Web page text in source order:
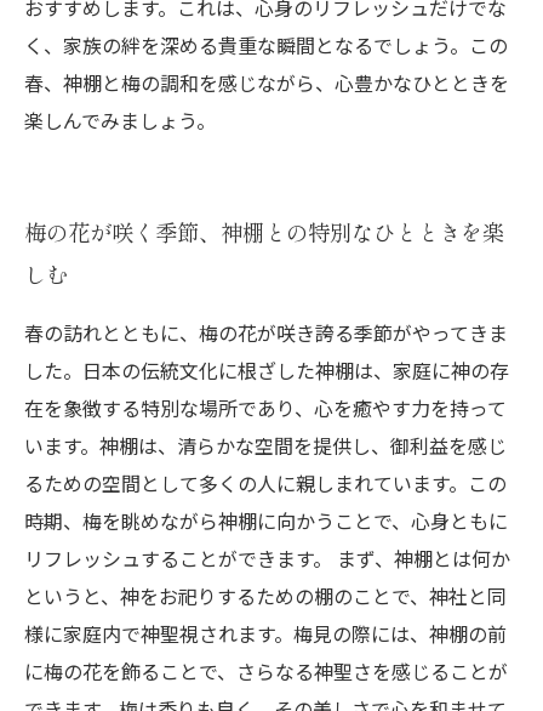
おすすめします。これは、心身のリフレッシュだけでな
く、家族の絆を深める貴重な瞬間となるでしょう。この
春、神棚と梅の調和を感じながら、心豊かなひとときを
楽しんでみましょう。
梅の花が咲く季節、神棚との特別なひとときを楽
しむ
春の訪れとともに、梅の花が咲き誇る季節がやってきま
した。日本の伝統文化に根ざした神棚は、家庭に神の存
在を象徴する特別な場所であり、心を癒やす力を持って
います。神棚は、清らかな空間を提供し、御利益を感じ
るための空間として多くの人に親しまれています。この
時期、梅を眺めながら神棚に向かうことで、心身ともに
リフレッシュすることができます。 まず、神棚とは何か
というと、神をお祀りするための棚のことで、神社と同
様に家庭内で神聖視されます。梅見の際には、神棚の前
に梅の花を飾ることで、さらなる神聖さを感じることが